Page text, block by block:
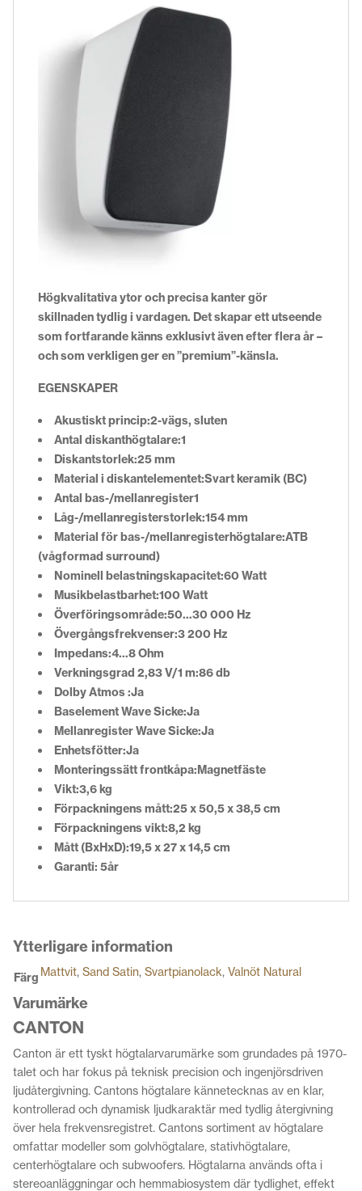
Högkvalitativa ytor och precisa kanter gör
skillnaden tydlig i vardagen. Det skapar ett utseende
som fortfarande känns exklusivt även efter flera år –
och som verkligen ger en ”premium”-känsla.
EGENSKAPER
Akustiskt princip:2-vägs, sluten
Antal diskanthögtalare:1
Diskantstorlek:25 mm
Material i diskantelementet:Svart keramik (BC)
Antal bas-/mellanregister1
Låg-/mellanregisterstorlek:154 mm
Material för bas-/mellanregisterhögtalare:ATB
(vågformad surround)
Nominell belastningskapacitet:60 Watt
Musikbelastbarhet:100 Watt
Överföringsområde:50…30 000 Hz
Övergångsfrekvenser:3 200 Hz
Impedans:4…8 Ohm
Verkningsgrad 2,83 V/1 m:86 db
Dolby Atmos :Ja
Baselement Wave Sicke:Ja
Mellanregister Wave Sicke:Ja
Enhetsfötter:Ja
Monteringssätt frontkåpa:Magnetfäste
Vikt:3,6 kg
Förpackningens mått:25 x 50,5 x 38,5 cm
Förpackningens vikt:8,2 kg
Mått (BxHxD):19,5 x 27 x 14,5 cm
Garanti: 5år
Ytterligare information
Färg Mattvit, Sand Satin, Svartpianolack, Valnöt Natural
Varumärke
CANTON
Canton är ett tyskt högtalarvarumärke som grundades på 1970-
talet och har fokus på teknisk precision och ingenjörsdriven
ljudåtergivning. Cantons högtalare kännetecknas av en klar,
kontrollerad och dynamisk ljudkaraktär med tydlig återgivning
över hela frekvensregistret. Cantons sortiment av högtalare
omfattar modeller som golvhögtalare, stativhögtalare,
centerhögtalare och subwoofers. Högtalarna används ofta i
stereoanläggningar och hemmabiosystem där tydlighet, effekt